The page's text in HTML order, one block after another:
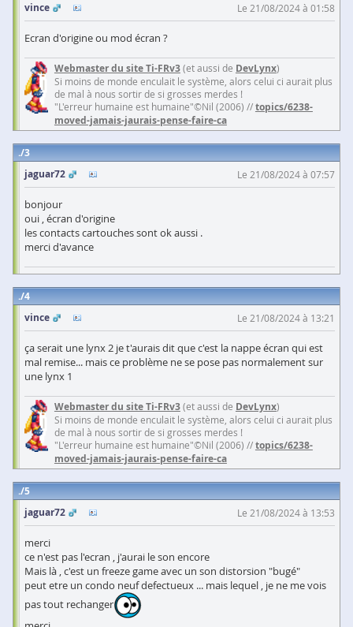
vince
Le 21/08/2024 à 01:58
Ecran d'origine ou mod écran ?
Webmaster du site Ti-FRv3(et aussi de DevLynx)
Si moins de monde enculait le système, alors celui ci aurait plus
de mal à nous sortir de si grosses merdes !
"L'erreur humaine est humaine"©Nil (2006) //topics/6238-
moved-jamais-jaurais-pense-faire-ca
3
jaguar72
Le 21/08/2024 à 07:57
bonjour
oui , écran d'origine
les contacts cartouches sont ok aussi .
merci d'avance
4
vince
Le 21/08/2024 à 13:21
ça serait une lynx 2 je t'aurais dit que c'est la nappe écran qui est
mal remise... mais ce problème ne se pose pas normalement sur
une lynx 1
Webmaster du site Ti-FRv3(et aussi de DevLynx)
Si moins de monde enculait le système, alors celui ci aurait plus
de mal à nous sortir de si grosses merdes !
"L'erreur humaine est humaine"©Nil (2006) //topics/6238-
moved-jamais-jaurais-pense-faire-ca
5
jaguar72
Le 21/08/2024 à 13:53
merci
ce n'est pas l'ecran , j'aurai le son encore
Mais là , c'est un freeze game avec un son distorsion "bugé"
peut etre un condo neuf defectueux ... mais lequel , je ne me vois
pas tout rechanger